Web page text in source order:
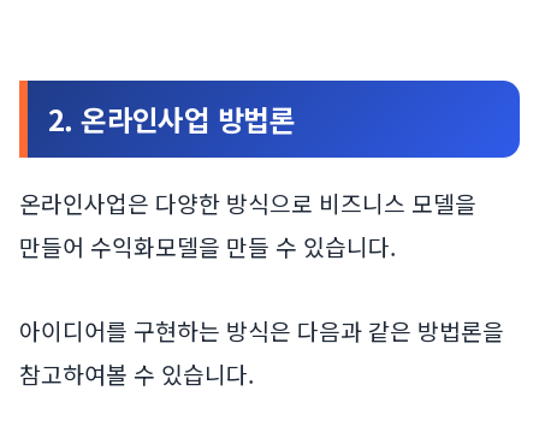
2. 온라인사업 방법론
온라인사업은 다양한 방식으로 비즈니스 모델을
만들어 수익화모델을 만들 수 있습니다.
아이디어를 구현하는 방식은 다음과 같은 방법론을
참고하여볼 수 있습니다.